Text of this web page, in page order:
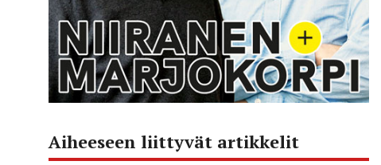
Aiheeseen liittyvät artikkelit